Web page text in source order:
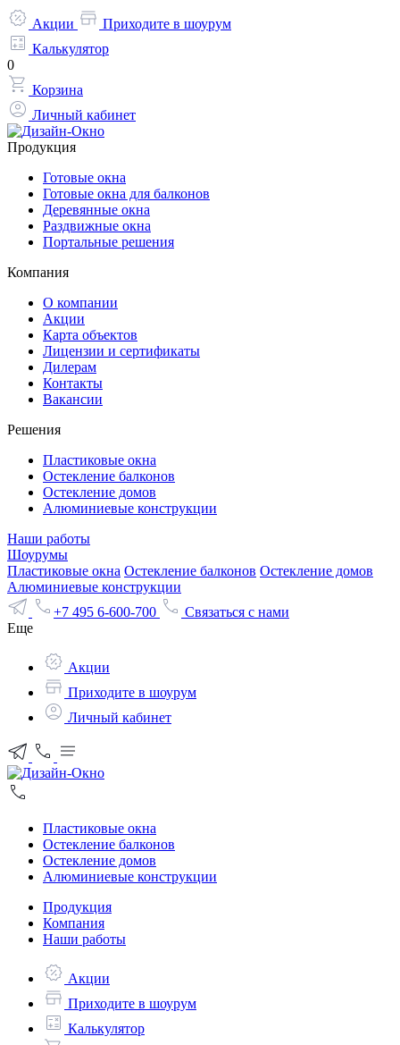
Акции
Приходите в шоурум
Калькулятор
0
Корзина
Личный кабинет
Продукция
Готовые окна
Готовые окна для балконов
Деревянные окна
Раздвижные окна
Портальные решения
Компания
О компании
Акции
Карта объектов
Лицензии и сертификаты
Дилерам
Контакты
Вакансии
Решения
Пластиковые окна
Остекление балконов
Остекление домов
Алюминиевые конструкции
Наши работы
Шоурумы
Пластиковые окна Остекление балконов Остекление домов
Алюминиевые конструкции
+7 495 6-600-700
Связаться с нами
Еще
Акции
Приходите в шоурум
Личный кабинет
Пластиковые окна
Остекление балконов
Остекление домов
Алюминиевые конструкции
Продукция
Компания
Наши работы
Акции
Приходите в шоурум
Калькулятор